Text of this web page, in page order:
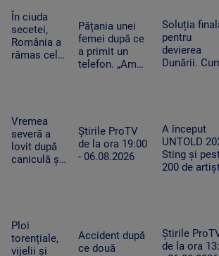
combustibil
nu a ajuns
la timp
industriali”
În ciuda
secetei,
România a
rămas cel
Recoltele
au atins
niveluri
record
Pățania unei
femei după ce
a primit un
telefon. „Am
așa ceva”
Soluția
pentru
devierea
Dunării.
salveze
Reactorul 2
la
Vremea
severă a
lovit după
caniculă și
în timp ce
se răcoreau
în Mureș
Știrile ProTV
de la ora 19:00
- 06.08.2026
A început
UNTOLD
Sting și
200 de
Ploi
torențiale,
vijelii și
Accident după
ce două
Știrile
de la ora